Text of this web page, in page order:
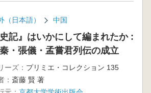
（日本語） 中国
史記』はいかにして編まれたか :
・張儀・孟嘗君列伝の成立
ーズ： プリミエ・コレクション 135
： 斎藤 賢 著